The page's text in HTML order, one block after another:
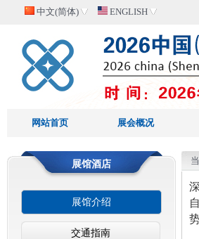
中文(简体) ENGLISH
网站首页 展会概况
展馆酒店
展馆介绍
交通指南
当